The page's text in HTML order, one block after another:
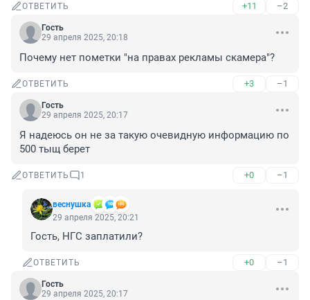
ОТВЕТИТЬ +11 –2
Гость
29 апреля 2025, 20:18
Почему нет пометки "на правах рекламы скамера"?
ОТВЕТИТЬ +3 –1
Гость
29 апреля 2025, 20:17
Я надеюсь он не за такую очевидную информацию по
500 тыщ берет
ОТВЕТИТЬ 1 +0 –1
веснушка
29 апреля 2025, 20:21
Гость, НГС заплатили?
ОТВЕТИТЬ +0 –1
Гость
29 апреля 2025, 20:17